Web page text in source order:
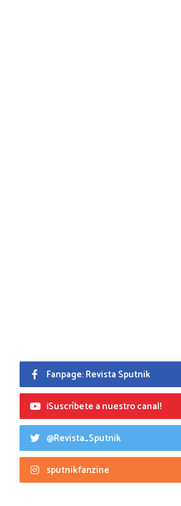
Fanpage: Revista Sputnik
¡Suscríbete a nuestro canal!
@Revista_Sputnik
sputnikfanzine